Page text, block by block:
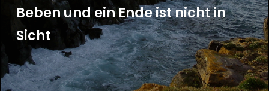
Beben und ein Ende ist nicht in
Sicht